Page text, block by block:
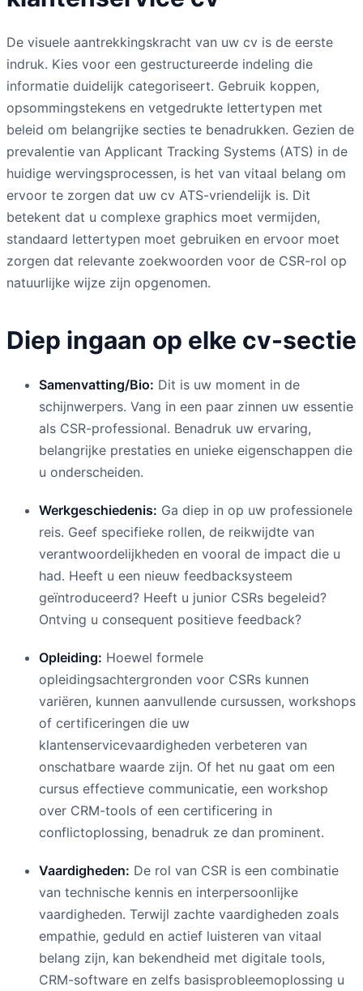
De visuele aantrekkingskracht van uw cv is de eerste
indruk. Kies voor een gestructureerde indeling die
informatie duidelijk categoriseert. Gebruik koppen,
opsommingstekens en vetgedrukte lettertypen met
beleid om belangrijke secties te benadrukken. Gezien de
prevalentie van Applicant Tracking Systems (ATS) in de
huidige wervingsprocessen, is het van vitaal belang om
ervoor te zorgen dat uw cv ATS-vriendelijk is. Dit
betekent dat u complexe graphics moet vermijden,
standaard lettertypen moet gebruiken en ervoor moet
zorgen dat relevante zoekwoorden voor de CSR-rol op
natuurlijke wijze zijn opgenomen.
Diep ingaan op elke cv-sectie
Samenvatting/Bio: Dit is uw moment in de
schijnwerpers. Vang in een paar zinnen uw essentie
als CSR-professional. Benadruk uw ervaring,
belangrijke prestaties en unieke eigenschappen die
u onderscheiden.
Werkgeschiedenis: Ga diep in op uw professionele
reis. Geef specifieke rollen, de reikwijdte van
verantwoordelijkheden en vooral de impact die u
had. Heeft u een nieuw feedbacksysteem
geïntroduceerd? Heeft u junior CSRs begeleid?
Ontving u consequent positieve feedback?
Opleiding: Hoewel formele
opleidingsachtergronden voor CSRs kunnen
variëren, kunnen aanvullende cursussen, workshops
of certificeringen die uw
klantenservicevaardigheden verbeteren van
onschatbare waarde zijn. Of het nu gaat om een
cursus effectieve communicatie, een workshop
over CRM-tools of een certificering in
conflictoplossing, benadruk ze dan prominent.
Vaardigheden: De rol van CSR is een combinatie
van technische kennis en interpersoonlijke
vaardigheden. Terwijl zachte vaardigheden zoals
empathie, geduld en actief luisteren van vitaal
belang zijn, kan bekendheid met digitale tools,
CRM-software en zelfs basisprobleemoplossing u